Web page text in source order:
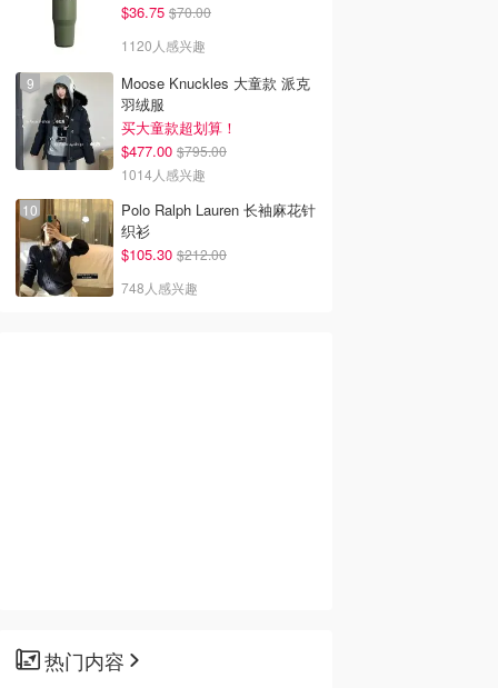
$36.75 $70.00
1120人感兴趣
Moose Knuckles 大童款 派克
羽绒服
买大童款超划算！
$477.00 $795.00
1014人感兴趣
Polo Ralph Lauren 长袖麻花针
织衫
$105.30 $212.00
748人感兴趣
热门内容